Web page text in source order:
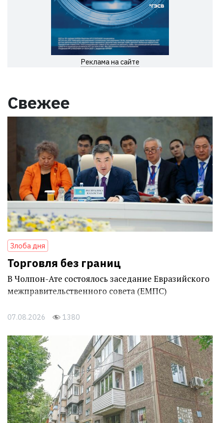
Реклама на сайте
Свежее
Злоба дня
Торговля без границ
В Чолпон-Ате состоялось заседание Евразийского
межправительственного совета (ЕМПС)
07.08.2026 1380